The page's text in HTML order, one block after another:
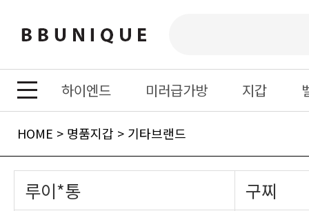
하이엔드 미러급가방 지갑
HOME > 명품지갑 > 기타브랜드
루이*통
구찌